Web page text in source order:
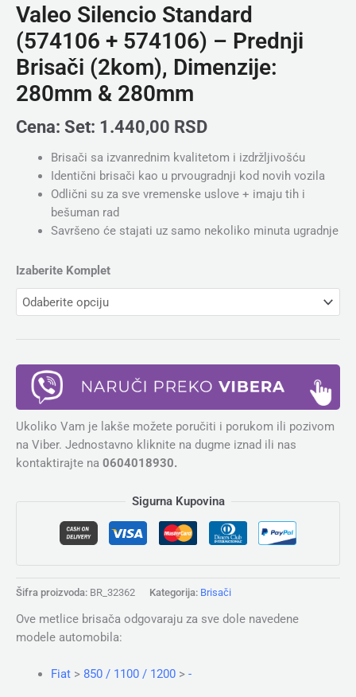
Valeo Silencio Standard
(574106 + 574106) – Prednji
Brisači (2kom), Dimenzije:
280mm & 280mm
Cena: Set: 1.440,00 RSD
Brisači sa izvanrednim kvalitetom i izdržljivošću
Identični brisači kao u prvougradnji kod novih vozila
Odlični su za sve vremenske uslove + imaju tih i
bešuman rad
Savršeno će stajati uz samo nekoliko minuta ugradnje
Izaberite Komplet
Ukoliko Vam je lakše možete poručiti i porukom ili pozivom
na Viber. Jednostavno kliknite na dugme iznad ili nas
kontaktirajte na 0604018930.
Sigurna Kupovina
Šifra proizvoda: BR_32362 Kategorija: Brisači
Ove metlice brisača odgovaraju za sve dole navedene
modele automobila:
Fiat> 850 / 1100 / 1200> -